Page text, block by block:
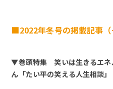
■2022年冬号の掲載記事（
▼巻頭特集 笑いは生きるエネ
ん「たい平の笑える人生相談」